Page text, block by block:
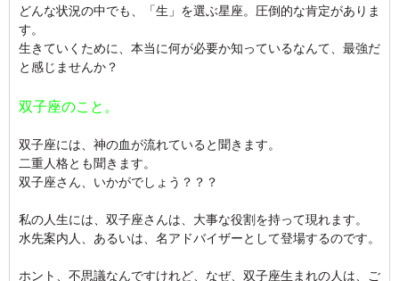
どんな状況の中でも、「生」を選ぶ星座。圧倒的な肯定がありま
す。
生きていくために、本当に何が必要か知っているなんて、最強だ
と感じませんか？
双子座のこと。
双子座には、神の血が流れていると聞きます。
二重人格とも聞きます。
双子座さん、いかがでしょう？？？
私の人生には、双子座さんは、大事な役割を持って現れます。
水先案内人、あるいは、名アドバイザーとして登場するのです。
ホント、不思議なんですけれど、なぜ、双子座生まれの人は、ご